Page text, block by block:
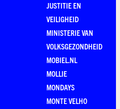
JUSTITIE EN
VEILIGHEID
MINISTERIE VAN
VOLKSGEZONDHEID
MOBIEL.NL
MOLLIE
MONDAYS
MONTE VELHO